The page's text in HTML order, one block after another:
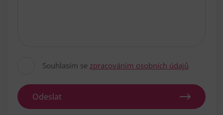
Souhlasím se zpracováním osobních údajů
Odeslat